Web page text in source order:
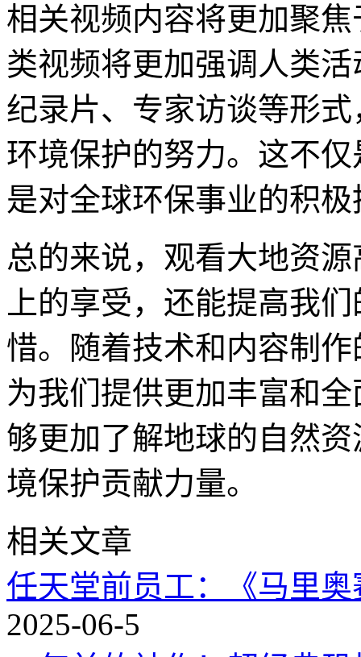
相关视频内容将更加聚
类视频将更加强调人类
纪录片、专家访谈等形
环境保护的努力。这不
是对全球环保事业的积极
总的来说，观看大地资
上的享受，还能提高我
惜。随着技术和内容制
为我们提供更加丰富和
够更加了解地球的自然
境保护贡献力量。
相关文章
任天堂前员工：《马里
2025-06-5